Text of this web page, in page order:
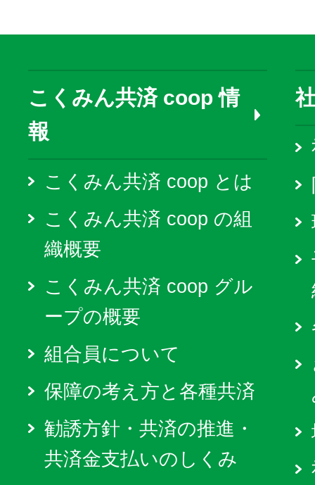
こくみん共済 coop 情
報
こくみん共済 coop とは
こくみん共済 coop の組
織概要
こくみん共済 coop グル
ープの概要
組合員について
保障の考え方と各種共済
勧誘方針・共済の推進・
共済金支払いのしくみ